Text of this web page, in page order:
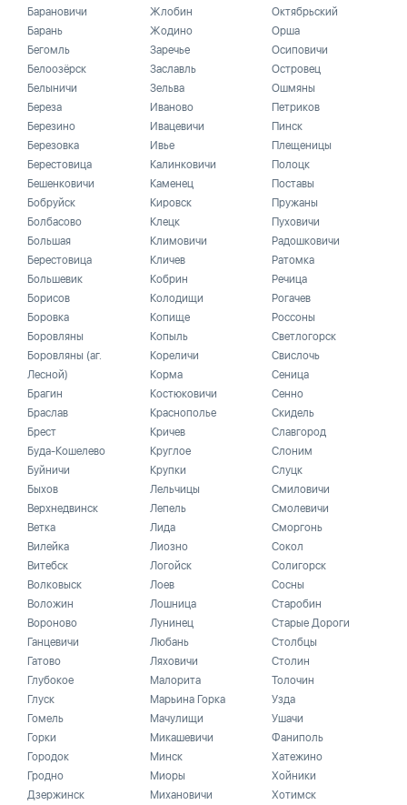
Барановичи
Барань
Бегомль
Белоозёрск
Белыничи
Береза
Березино
Березовка
Берестовица
Бешенковичи
Бобруйск
Болбасово
Большая
Берестовица
Большевик
Борисов
Боровка
Боровляны
Боровляны (аг.
Лесной)
Брагин
Браслав
Брест
Буда-Кошелево
Буйничи
Быхов
Верхнедвинск
Ветка
Вилейка
Витебск
Волковыск
Воложин
Вороново
Ганцевичи
Гатово
Глубокое
Глуск
Гомель
Горки
Городок
Гродно
Дзержинск
Жлобин
Жодино
Заречье
Заславль
Зельва
Иваново
Ивацевичи
Ивье
Калинковичи
Каменец
Кировск
Клецк
Климовичи
Кличев
Кобрин
Колодищи
Копище
Копыль
Кореличи
Корма
Костюковичи
Краснополье
Кричев
Круглое
Крупки
Лельчицы
Лепель
Лида
Лиозно
Логойск
Лоев
Лошница
Лунинец
Любань
Ляховичи
Малорита
Марьина Горка
Мачулищи
Микашевичи
Минск
Миоры
Михановичи
Октябрьский
Орша
Осиповичи
Островец
Ошмяны
Петриков
Пинск
Плещеницы
Полоцк
Поставы
Пружаны
Пуховичи
Радошковичи
Ратомка
Речица
Рогачев
Россоны
Светлогорск
Свислочь
Сеница
Сенно
Скидель
Славгород
Слоним
Слуцк
Смиловичи
Смолевичи
Сморгонь
Сокол
Солигорск
Сосны
Старобин
Старые Дороги
Столбцы
Столин
Толочин
Узда
Ушачи
Фаниполь
Хатежино
Хойники
Хотимск